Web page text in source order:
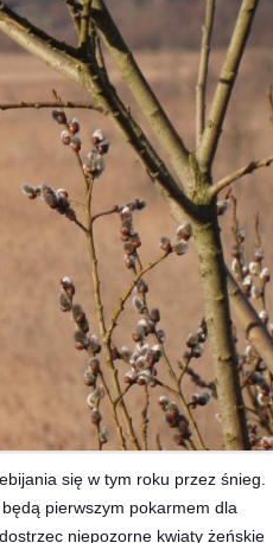
się w tym roku przez śnieg.
pierwszym pokarmem dla
niepozorne kwiaty żeńskie